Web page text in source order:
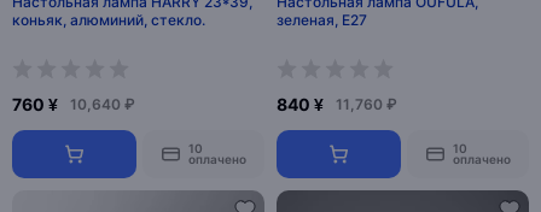
коньяк, алюминий, стекло.
760 ¥ 10,640 ₽
10
оплачено
зеленая, E27
840 ¥ 11,760 ₽
10
оплачено